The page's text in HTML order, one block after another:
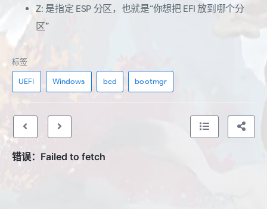
Z: 是指定 ESP 分区，也就是“你想把 EFI 放到哪个分
区”
标签
UEFI
Windows bcd bootmgr